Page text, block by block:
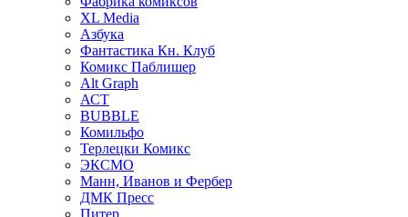
XL Media
Азбука
Фантастика Кн. Клуб
Комикс Паблишер
Alt Graph
АСТ
BUBBLE
Комильфо
Терлецки Комикс
ЭКСМО
Манн, Иванов и Фербер
ДМК Пресс
Питер